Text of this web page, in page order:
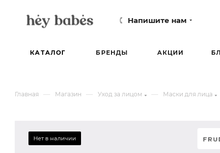
Напишите нам
КАТАЛОГ БРЕНДЫ АКЦИИ
Главная — Магазин — Уход за лицом — Маски для лица
Нет в наличии